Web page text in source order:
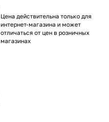
Цена действительна только для
интернет-магазина и может
отличаться от цен в розничных
магазинах